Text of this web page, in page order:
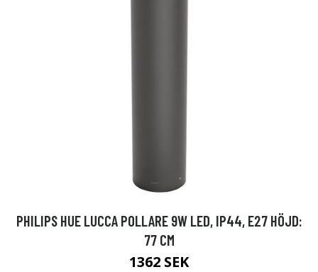
PHILIPS HUE LUCCA POLLARE 9W LED, IP44, E27 HÖJD:
77 CM
1362 SEK